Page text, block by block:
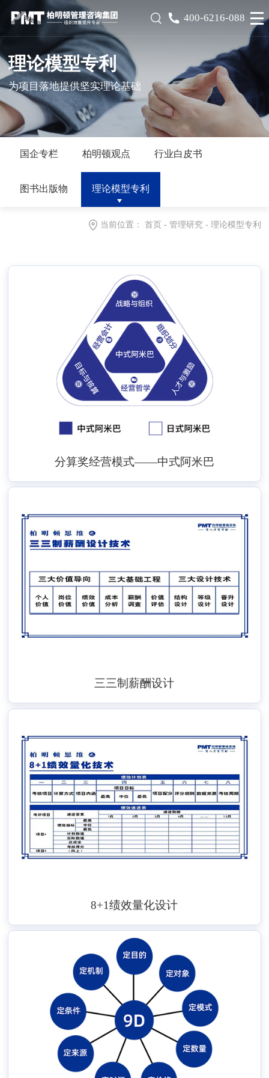
400-6216-088
理论模型专利
为项目落地提供坚实理论基础
国企专栏 柏明顿观点 行业白皮书
图书出版物 理论模型专利
当前位置： 首页- 管理研究 - 理论模型专利
分算奖经营模式——中式阿米巴
三三制薪酬设计
8+1绩效量化设计